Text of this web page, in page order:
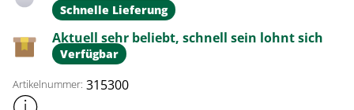
Schnelle Lieferung
Aktuell sehr beliebt, schnell sein lohnt sich
Verfügbar
Artikelnummer: 315300
Weitere Produktinformationen anzeigen